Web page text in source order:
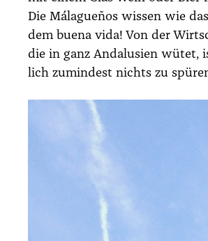
Die Mála­gue­ños wis­sen wie
dem bue­na vida! Von der
die in ganz Anda­lu­si­en wütet,
lich zumin­dest nichts zu